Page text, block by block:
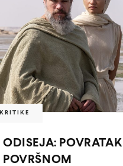
KRITIKE
ODISEJA: POVRATAK
POVRŠNOM